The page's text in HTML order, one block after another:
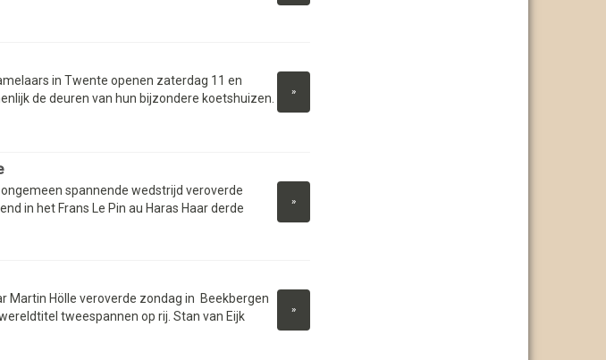
»
in Twente openen zaterdag 11 en
de deuren van hun bijzondere koetshuizen.
»
ongemeen spannende wedstrijd veroverde
in het Frans Le Pin au Haras Haar derde
»
Martin Hölle veroverde zondag in Beekbergen
tweespannen op rij. Stan van Eijk